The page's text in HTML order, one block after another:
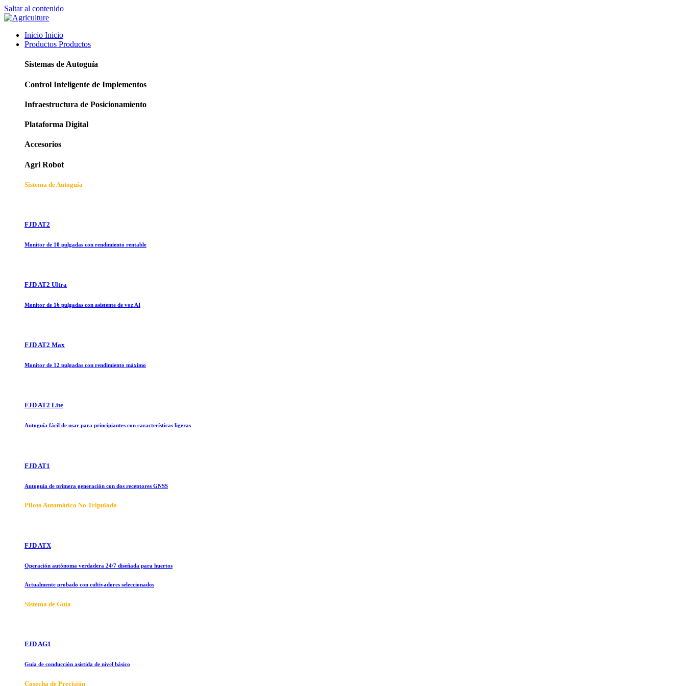
Saltar al contenido
Inicio Inicio
Productos Productos
Sistemas de Autoguía
Control Inteligente de Implementos
Infraestructura de Posicionamiento
Plataforma Digital
Accesorios
Agri Robot
Sistema de Autoguía
FJD AT2
Monitor de 10 pulgadas con rendimiento rentable
FJD AT2 Ultra
Monitor de 16 pulgadas con asistente de voz AI
FJD AT2 Max
Monitor de 12 pulgadas con rendimiento máximo
FJD AT2 Lite
Autoguía fácil de usar para principiantes con características ligeras
FJD AT1
Autoguía de primera generación con dos receptores GNSS
Piloto Automático No Tripulado
FJD ATX
Operación autónoma verdadera 24/7 diseñada para huertos
Actualmente probado con cultivadores seleccionados
Sistema de Guía
FJD AG1
Guía de conducción asistida de nivel básico
Cosecha de Precisión